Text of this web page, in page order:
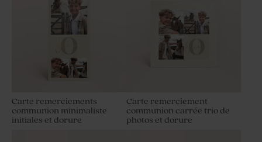
Carte remerciements
communion minimaliste
initiales et dorure
Carte remerciement
communion carrée trio de
photos et dorure